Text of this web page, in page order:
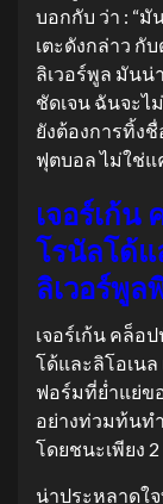
บอกกับ ว่า : “
เตะดังกล่าว กั
ลิเวอร์พูล มันน่
ชัดเจน ฉันจะไ
ยังต้องการทิ้ง
ฟุตบอล ไม่ใช่แ
เจอร์เก้
โรนัลโด้แ
ลิเวอร์พูล
เจอร์เก้น คล็อ
โด้และลิโอเน
ฟอร์มที่ย่ำแย่ข
อย่างท่วมท้นท
โดยชนะเพียง
น่าประหลาดใ